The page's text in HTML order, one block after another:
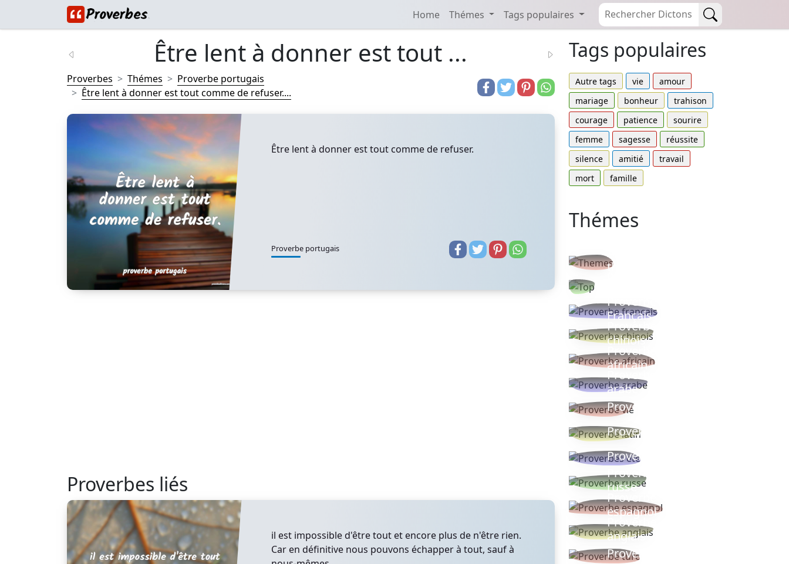
Home Thémes Tags populaires
Être lent à donner est tout ...
Proverbes Thémes
Proverbe portugais
Être lent à donner est tout comme de refuser....
Être lent à donner est tout comme de refuser.
Proverbe portugais
Proverbes liés
il est impossible d'être tout et encore plus de n'être rien.
Car en définitive nous pouvons échapper à tout, sauf à
Tags populaires
Autre tags vie
amour
mariage
bonheur
trahison
courage
patience
sourire
femme
sagesse
réussite
silence
amitié
travail
mort
famille
Thémes
thèmes
Proverbe
Français
Proverbe
chinois
Proverbe
africain
Proverbe
arabe
Proverbe vie
Proverbe latin
Proverbes ete
Proverbe
russe
Proverbe
espagnol
Proverbe
anglais
Proverbe turc